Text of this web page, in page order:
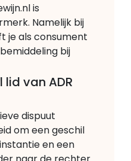
is
Namelijk bij
je als consument
bij
lid van ADR
dispuut
om een geschil
en een